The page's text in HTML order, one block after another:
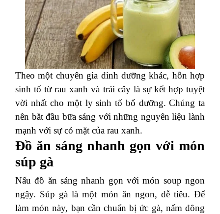
Theo một chuyên gia dinh dưỡng khác, hỗn hợp
sinh tố từ rau xanh và trái cây là sự kết hợp tuyệt
vời nhất cho một ly sinh tố bổ dưỡng. Chúng ta
nên bắt đầu bữa sáng với những nguyên liệu lành
mạnh với sự có mặt của rau xanh.
Đồ ăn sáng nhanh gọn với món
súp gà
Nấu đồ ăn sáng nhanh gọn với món soup ngon
ngậy. Súp gà là một món ăn ngon, dễ tiêu. Để
làm món này, bạn cần chuẩn bị ức gà, nấm đông